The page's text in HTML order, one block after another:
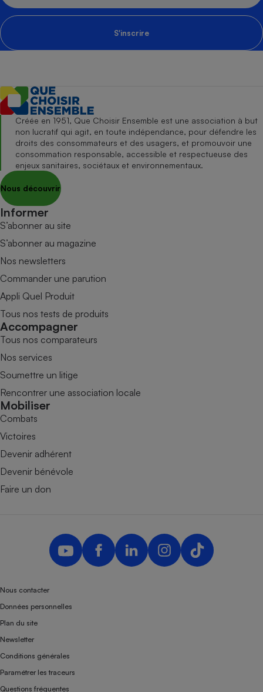
S'inscrire
Créée en 1951, Que Choisir Ensemble est une association à but
non lucratif qui agit, en toute indépendance, pour défendre les
droits des consommateurs et des usagers, et promouvoir une
consommation responsable, accessible et respectueuse des
enjeux sanitaires, sociétaux et environnementaux.
Nous découvrir
Informer
S’abonner au site
S’abonner au magazine
Nos newsletters
Commander une parution
Appli Quel Produit
Tous nos tests de produits
Accompagner
Tous nos comparateurs
Nos services
Soumettre un litige
Rencontrer une association locale
Mobiliser
Combats
Victoires
Devenir adhérent
Devenir bénévole
Faire un don
Nous contacter
Données personnelles
Plan du site
Newsletter
Conditions générales
Paramétrer les traceurs
Questions fréquentes